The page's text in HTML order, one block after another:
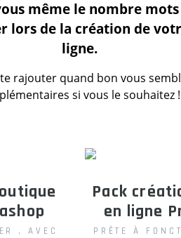
même le nombre
lors de la création de
ligne.
rajouter quand bon vous
si vous le souhaitez !
, AVEC
Pack
en ligne
PRÊTE À